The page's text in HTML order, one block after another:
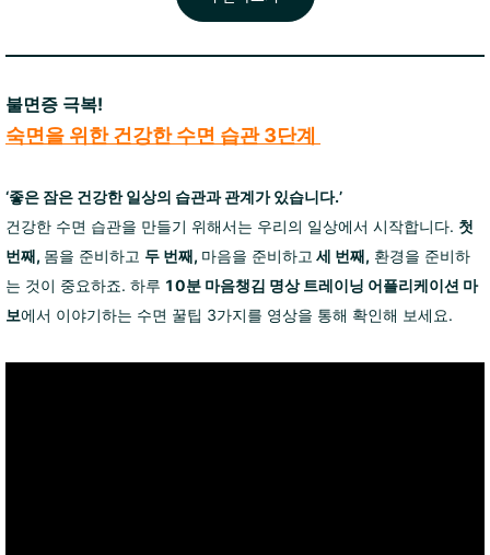
불면증 극복!
숙면을 위한 건강한 수면 습관 3단계
‘좋은 잠은 건강한 일상의 습관과 관계가 있습니다.’
건강한 수면 습관을 만들기 위해서는 우리의 일상에서 시작합니다. 첫
번째, 몸을 준비하고 두 번째, 마음을 준비하고 세 번째, 환경을 준비하
는 것이 중요하죠. 하루 10분 마음챙김 명상 트레이닝 어플리케이션 마
보에서 이야기하는 수면 꿀팁 3가지를 영상을 통해 확인해 보세요.